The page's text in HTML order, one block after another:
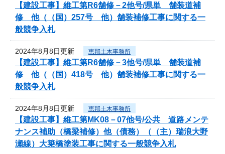
【建設工事】維工第R6舗修－2他号/県単 舗装道補
修 他（（国）257号 他）舗装補修工事に関する一
般競争入札
2024年8月8日更新 恵那土木事務所
【建設工事】維工第R6舗修－3他号/県単 舗装道補
修 他（（国）418号 他）舗装補修工事に関する一
般競争入札
2024年8月8日更新 恵那土木事務所
【建設工事】維工第MK08－07他号/公共 道路メンテ
ナンス補助（橋梁補修）他（債務）（（主）瑞浪大野
瀬線）大簗橋塗装工事に関する一般競争入札